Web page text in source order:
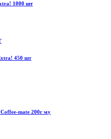
1000 шт
450 шт
mate 200г му